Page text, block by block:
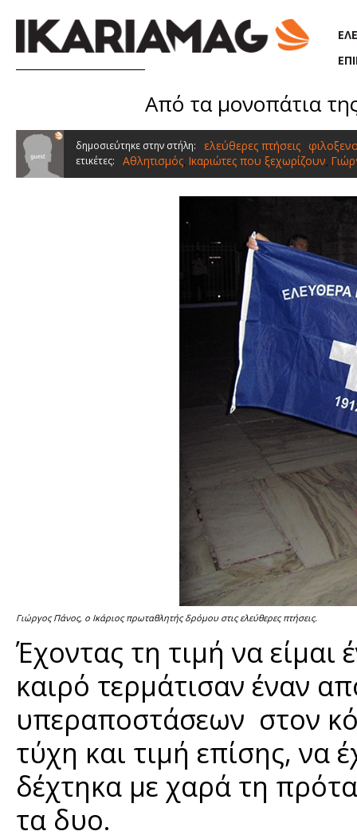
Aπό τα μονοπάτια
δημοσιεύτηκε στην στήλη: ελεύθερες πτήσεις
ετικέτες: Αθλητισμός, Ικαριώτες που ξεχωρίζουν,
Γιώργος Πάνος, ο Ικάριος πρωταθλητής δρόμου στις ελεύθερες πτήσεις.
Έχοντας τη τιμή να είμαι
καιρό τερμάτισαν έναν
υπεραποστάσεων στον
τύχη και τιμή επίσης, να
δέχτηκα με χαρά τη
τα δυο.